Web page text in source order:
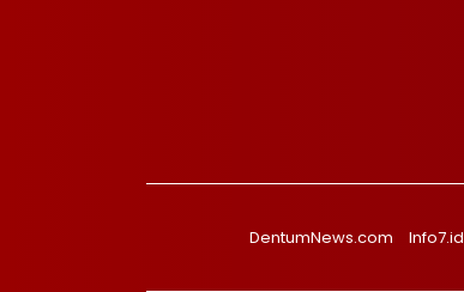
DentumNews.com
Info7.id